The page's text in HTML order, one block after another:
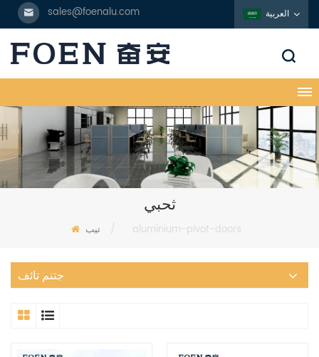
sales@foenalu.com العربية
ثحبي
تيب / aluminium-pivot-doors
جتنم تائف